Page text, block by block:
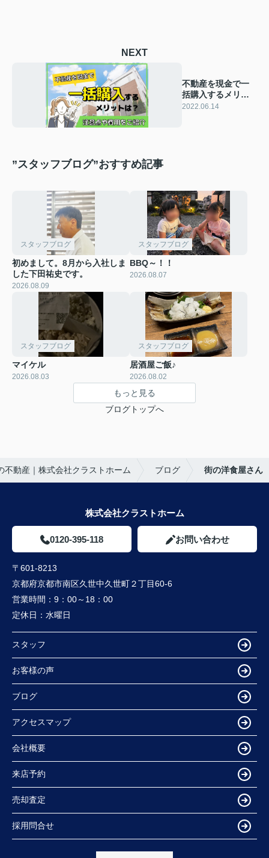
NEXT
不動産を現金で一
括購入するメリッ
トは？注意点や費
2022.06.14
”スタッフブログ”おすすめ記事
スタッフブログ
初めまして。8月から入社しま
した下田祐史です。
2026.08.09
スタッフブログ
BBQ～！！
2026.08.07
スタッフブログ
マイケル
2026.08.03
スタッフブログ
居酒屋ご飯♪
2026.08.02
もっと見る
ブログトップへ
不動産｜株式会社クラストホーム ブログ 街の洋食屋さん
株式会社クラストホーム
0120-395-118 お問い合わせ
〒601-8213
京都府京都市南区久世中久世町２丁目60-6
営業時間： 9：00～18：00
定休日： 水曜日
スタッフ
お客様の声
ブログ
アクセスマップ
会社概要
来店予約
売却査定
採用問合せ